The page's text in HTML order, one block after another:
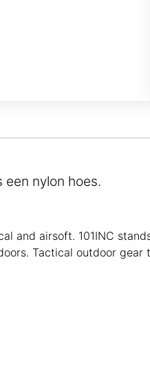
nylon hoes.
and airsoft. 101INC
Tactical outdoor